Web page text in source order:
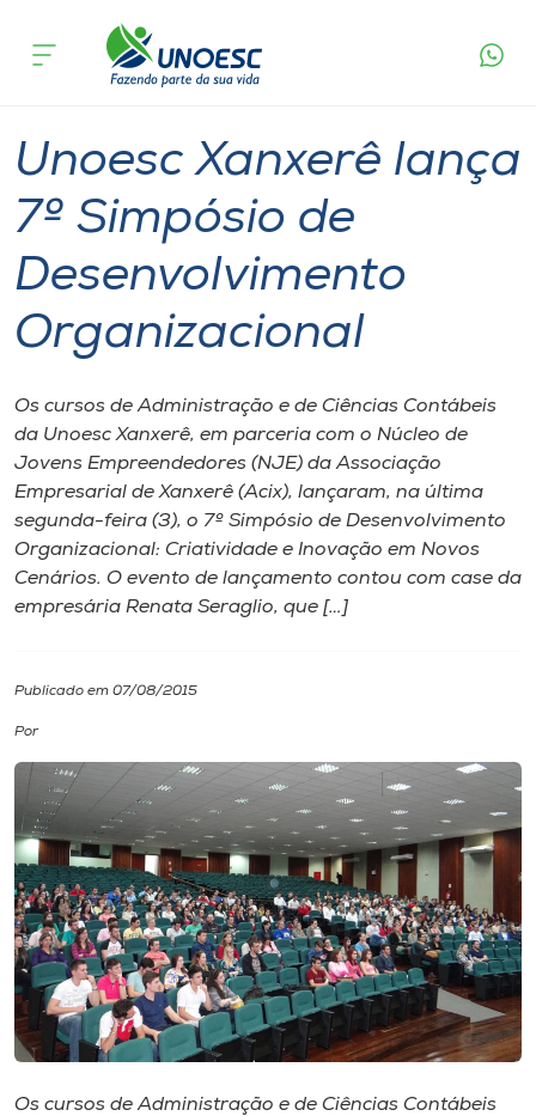
Cursos
Pesquisa
Atendimento ao Estudante
Portal de Ensino
A
Internacionalização
I.nova
Cultura
CPA
Biblioteca
Editora
Rádio
acontece
Unoesc Xanxerê lança
7º Simpósio de
Desenvolvimento
Organizacional
Os cursos de Administração e de Ciências Contábeis
da Unoesc Xanxerê, em parceria com o Núcleo de
Jovens Empreendedores (NJE) da Associação
Empresarial de Xanxerê (Acix), lançaram, na última
segunda-feira (3), o 7º Simpósio de Desenvolvimento
Organizacional: Criatividade e Inovação em Novos
Cenários. O evento de lançamento contou com case da
empresária Renata Seraglio, que […]
Publicado em 07/08/2015
Por
Os cursos de Administração e de Ciências Contábeis